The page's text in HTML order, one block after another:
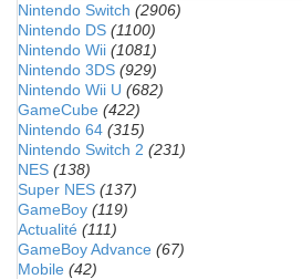
Nintendo Switch (2906)
Nintendo DS (1100)
Nintendo Wii (1081)
Nintendo 3DS (929)
Nintendo Wii U (682)
GameCube (422)
Nintendo 64 (315)
Nintendo Switch 2 (231)
NES (138)
Super NES (137)
GameBoy (119)
Actualité (111)
GameBoy Advance (67)
Mobile (42)